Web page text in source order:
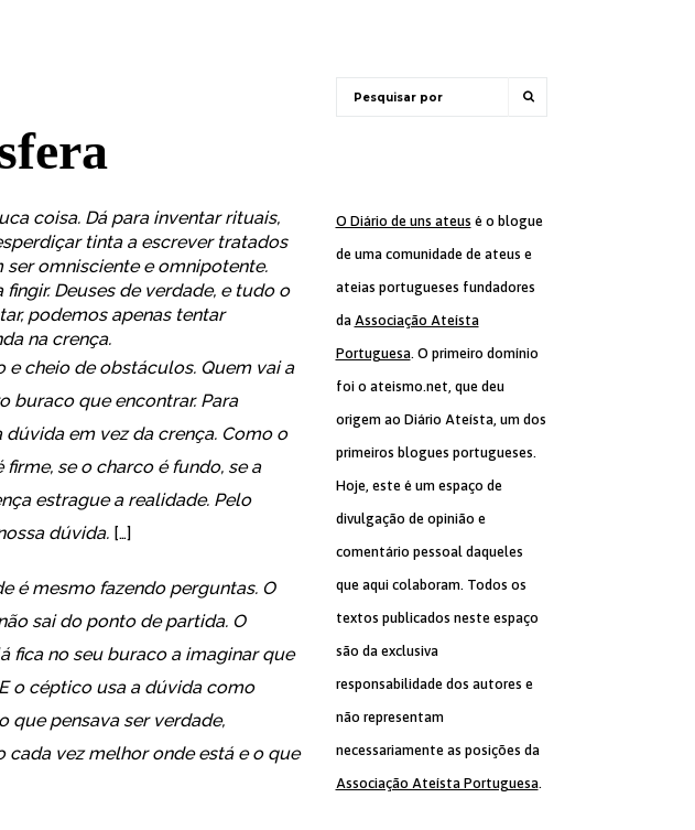
coisa. Dá para inventar rituais,
tinta a escrever tratados
omnisciente e omnipotente.
Deuses de verdade, e tudo o
podemos apenas tentar
na crença.
cheio de obstáculos. Quem vai a
buraco que encontrar. Para
em vez da crença. Como o
se o charco é fundo, se a
estrague a realidade. Pelo
dúvida. […]
é mesmo fazendo perguntas. O
sai do ponto de partida. O
fica no seu buraco a imaginar que
o céptico usa a dúvida como
que pensava ser verdade,
vez melhor onde está e o que
O Diário de uns ateus é o blogue
de uma comunidade de ateus e
ateias portugueses fundadores
da Associação Ateísta
Portuguesa. O primeiro domínio
foi o ateismo.net, que deu
origem ao Diário Ateísta, um dos
primeiros blogues portugueses.
Hoje, este é um espaço de
divulgação de opinião e
comentário pessoal daqueles
que aqui colaboram. Todos os
textos publicados neste espaço
são da exclusiva
responsabilidade dos autores e
não representam
necessariamente as posições da
Associação Ateísta Portuguesa.